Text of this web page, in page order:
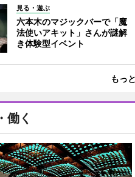
見る・遊ぶ
六本木のマジックバーで「魔
法使いアキット」さんが謎解
き体験型イベント
もっ
働く